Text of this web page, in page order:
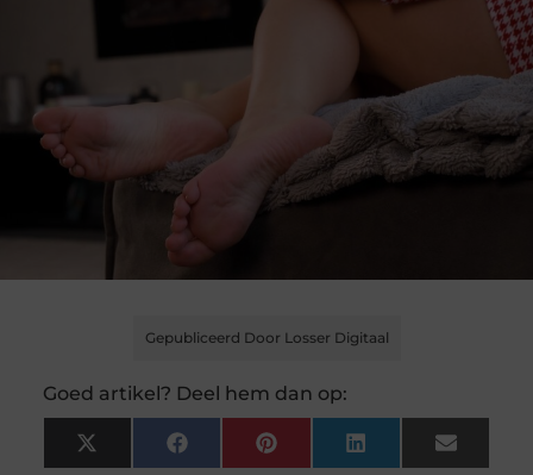
Gepubliceerd Door Losser Digitaal
Goed artikel? Deel hem dan op:
X
(Twitter)
FacebookPinterest LinkedIn Email